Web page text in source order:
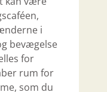
i
bevægelse
for
rum for
som du